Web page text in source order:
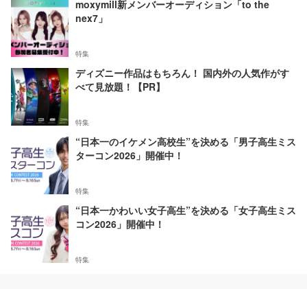
moxymill新メンバーオーディション「to the
nex7」
特集
ディズニー作品はもちろん！ 国内外の人気作がす
べて見放題！【PR】
特集
“日本一のイケメン高校生”を決める「男子高生ミス
ターコン2026」開催中！
特集
“日本一かわいい女子高生”を決める「女子高生ミス
コン2026」開催中！
特集